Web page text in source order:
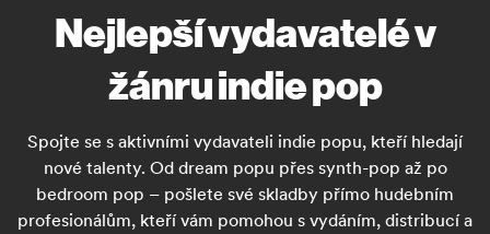
Nejlepší vydavatelé v
žánru indie pop
Spojte se s aktivními vydavateli indie popu, kteří hledají
nové talenty. Od dream popu přes synth-pop až po
bedroom pop – pošlete své skladby přímo hudebním
profesionálům, kteří vám pomohou s vydáním, distribucí a